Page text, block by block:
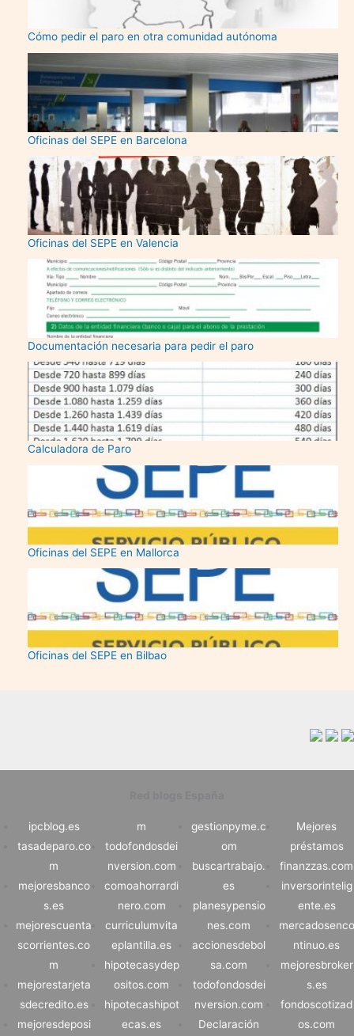
Cómo pedir el paro en otra comunidad autónoma
Oficinas del SEPE en Barcelona
Oficinas del SEPE en Valencia
Documentación necesaria para pedir el paro
Calculadora de Paro
Oficinas del SEPE en Mallorca
Oficinas del SEPE en Bilbao
ipcblog.es
tasadeparo.co
m
mejoresbanco
s.es
mejorescuenta
scorrientes.co
m
mejorestarjeta
sdecredito.es
mejoresdeposi
m
todofondosdei
nversion.com
comoahorrardi
nero.com
curriculumvita
eplantilla.es
hipotecasydep
ositos.com
hipotecashipot
ecas.es
gestionpyme.c
om
buscartrabajo.
es
planesypensio
nes.com
accionesdebol
sa.com
todofondosdei
nversion.com
Declaración
Mejores
préstamos
finanzzas.com
inversorintelig
ente.es
mercadosenco
ntinuo.es
mejoresbroker
s.es
fondoscotizad
os.com